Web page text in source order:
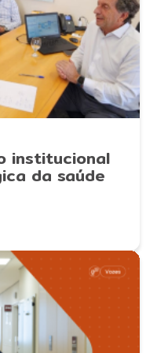
institucional
da saúde